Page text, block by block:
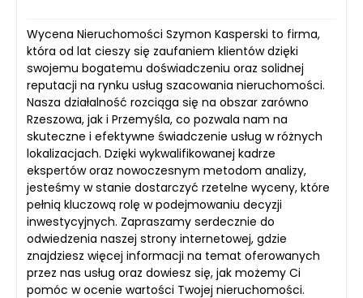
Wycena Nieruchomości Szymon Kasperski to firma,
która od lat cieszy się zaufaniem klientów dzięki
swojemu bogatemu doświadczeniu oraz solidnej
reputacji na rynku usług szacowania nieruchomości.
Nasza działalność rozciąga się na obszar zarówno
Rzeszowa, jak i Przemyśla, co pozwala nam na
skuteczne i efektywne świadczenie usług w różnych
lokalizacjach. Dzięki wykwalifikowanej kadrze
ekspertów oraz nowoczesnym metodom analizy,
jesteśmy w stanie dostarczyć rzetelne wyceny, które
pełnią kluczową rolę w podejmowaniu decyzji
inwestycyjnych. Zapraszamy serdecznie do
odwiedzenia naszej strony internetowej, gdzie
znajdziesz więcej informacji na temat oferowanych
przez nas usług oraz dowiesz się, jak możemy Ci
pomóc w ocenie wartości Twojej nieruchomości.